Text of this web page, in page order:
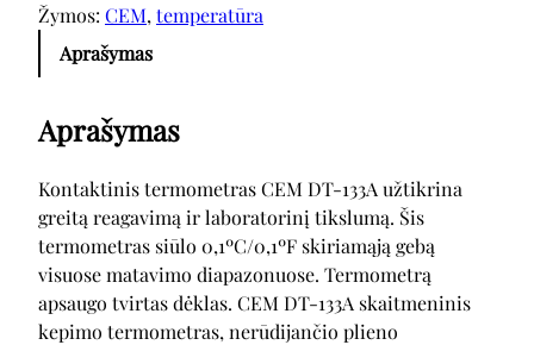
Žymos: CEM, temperatūra
Aprašymas
Aprašymas
Kontaktinis termometras CEM DT-133A užtikrina
greitą reagavimą ir laboratorinį tikslumą. Šis
termometras siūlo 0,1ºC/0,1ºF skiriamąją gebą
visuose matavimo diapazonuose. Termometrą
apsaugo tvirtas dėklas. CEM DT-133A skaitmeninis
kepimo termometras, nerūdijančio plieno